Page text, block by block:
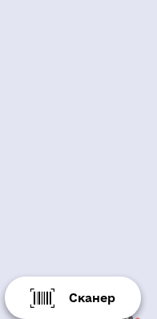
Сканер